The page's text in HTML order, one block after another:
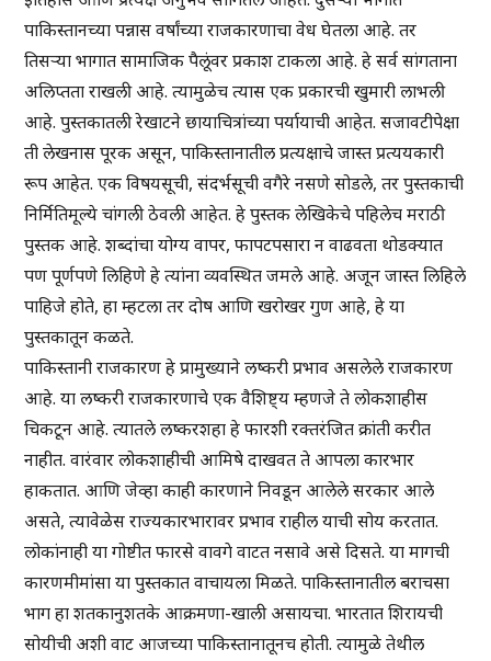
पाकिस्तानच्या पन्नास वर्षांच्या राजकारणाचा वेध घेतला आहे. तर
तिसऱ्या भागात सामाजिक पैलूंवर प्रकाश टाकला आहे. हे सर्व सांगताना
अलिप्तता राखली आहे. त्यामुळेच त्यास एक प्रकारची खुमारी लाभली
आहे. पुस्तकातली रेखाटने छायाचित्रांच्या पर्यायाची आहेत. सजावटीपेक्षा
ती लेखनास पूरक असून, पाकिस्तानातील प्रत्यक्षाचे जास्त प्रत्ययकारी
रूप आहेत. एक विषयसूची, संदर्भसूची वगैरे नसणे सोडले, तर पुस्तकाची
निर्मितिमूल्ये चांगली ठेवली आहेत. हे पुस्तक लेखिकेचे पहिलेच मराठी
पुस्तक आहे. शब्दांचा योग्य वापर, फापटपसारा न वाढवता थोडक्यात
पण पूर्णपणे लिहिणे हे त्यांना व्यवस्थित जमले आहे. अजून जास्त लिहिले
पाहिजे होते, हा म्हटला तर दोष आणि खरोखर गुण आहे, हे या
पुस्तकातून कळते.
पाकिस्तानी राजकारण हे प्रामुख्याने लष्करी प्रभाव असलेले राजकारण
आहे. या लष्करी राजकारणाचे एक वैशिष्ट्य म्हणजे ते लोकशाहीस
चिकटून आहे. त्यातले लष्करशहा हे फारशी रक्तरंजित क्रांती करीत
नाहीत. वारंवार लोकशाहीची आमिषे दाखवत ते आपला कारभार
हाकतात. आणि जेव्हा काही कारणाने निवडून आलेले सरकार आले
असते, त्यावेळेस राज्यकारभारावर प्रभाव राहील याची सोय करतात.
लोकांनाही या गोष्टीत फारसे वावगे वाटत नसावे असे दिसते. या मागची
कारणमीमांसा या पुस्तकात वाचायला मिळते. पाकिस्तानातील बराचसा
भाग हा शतकानुशतके आक्रमणा-खाली असायचा. भारतात शिरायची
सोयीची अशी वाट आजच्या पाकिस्तानातूनच होती. त्यामुळे तेथील